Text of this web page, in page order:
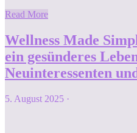
Read More
Wellness Made
ein gesünderes
Neuinteressenten
5. August 2025 ·